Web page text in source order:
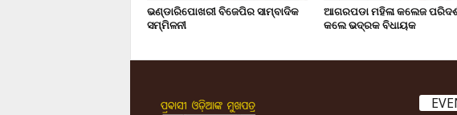
ଭଣ୍ଡାରିପୋଖରୀ ବିଜେପିର ସାମ୍ବାଦିକ
ସମ୍ମିଳନୀ
ଆଗରପଡା ମହିଳା କଲେଜ
କଲେ ଭଦ୍ରକ ବିଧାୟକ